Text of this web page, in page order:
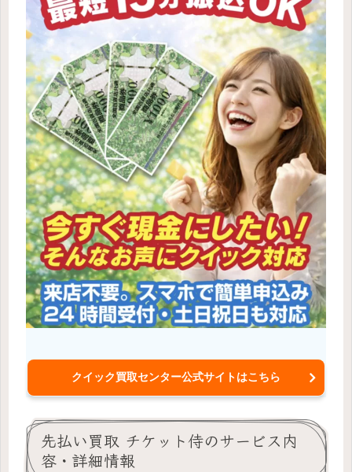
クイック買取センター公式サイトはこちら
先払い買取 チケット侍のサービス内
容・詳細情報